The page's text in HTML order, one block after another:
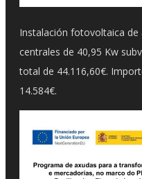
Instalación fotovoltaica
centrales de 40,95 Kw
total de 44.116,60€.
14.584€.